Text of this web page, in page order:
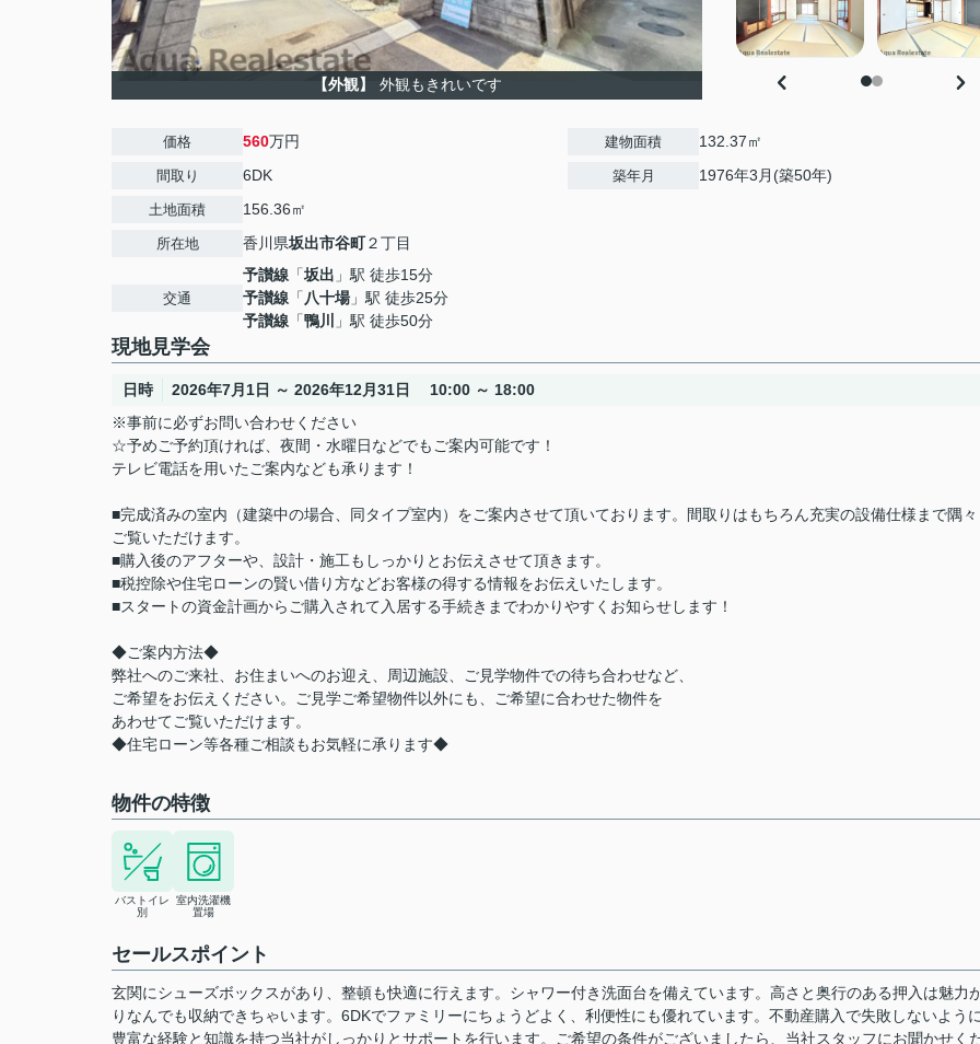
【外観】 外観もきれいです
価格 560万円
間取り 6DK
土地面積 156.36㎡
所在地 香川県坂出市谷町２丁目
交通
予讃線 「坂出 」駅 徒歩15分
予讃線 「 八十場」駅 徒歩25分
予讃線 「鴨川 」駅 徒歩50分
建物面積 132.37㎡
築年月 1976年3月(築50年)
現地見学会
日時
2026年7月1日 ～ 2026年12月31日 10:00 ～ 18:00
※事前に必ずお問い合わせください
☆予めご予約頂ければ、夜間・水曜日などでもご案内可能です！
テレビ電話を用いたご案内なども承ります！
■完成済みの室内（建築中の場合、同タイプ室内）をご案内させて頂いております。間取りはもちろん充実の設備仕様まで隅
ご覧いただけます。
■購入後のアフターや、設計・施工もしっかりとお伝えさせて頂きます。
■税控除や住宅ローンの賢い借り方などお客様の得する情報をお伝えいたします。
■スタートの資金計画からご購入されて入居する手続きまでわかりやすくお知らせします！
◆ご案内方法◆
弊社へのご来社、お住まいへのお迎え、周辺施設、ご見学物件での待ち合わせなど、
ご希望をお伝えください。ご見学ご希望物件以外にも、ご希望に合わせた物件を
あわせてご覧いただけます。
◆住宅ローン等各種ご相談もお気軽に承ります◆
物件の特徴
バストイレ
別
室内洗濯機
置場
セールスポイント
玄関にシューズボックスがあり、整頓も快適に行えます。シャワー付き洗面台を備えています。高さと奥行のある押入は魅力
りなんでも収納できちゃいます。6DKでファミリーにちょうどよく、利便性にも優れています。不動産購入で失敗しないよう
豊富な経験と知識を持つ当社がしっかりとサポートを行います。ご希望の条件がございましたら、当社スタッフにお聞かせく